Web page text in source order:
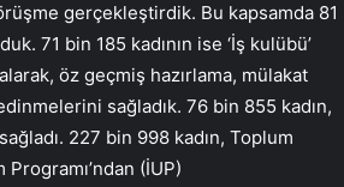
gerçekleştirdik. Bu kapsamda 81
71 bin 185 kadının ise ‘İş kulübü’
öz geçmiş hazırlama, mülakat
sağladık. 76 bin 855 kadın,
227 bin 998 kadın, Toplum
(İUP)